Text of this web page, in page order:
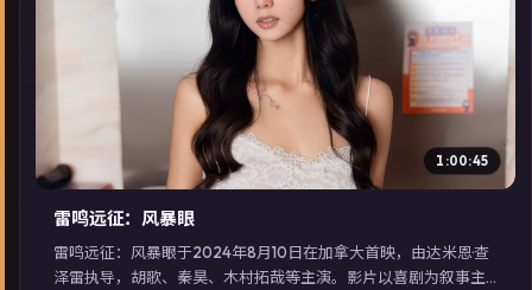
▶
1:00:45
雷鸣远征：风暴眼
雷鸣远征：风暴眼于2024年8月10日在加拿大首映，由达米恩·查
泽雷执导，胡歌、秦昊、木村拓哉等主演。影片以喜剧为叙事主